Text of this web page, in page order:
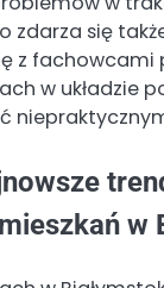
zdarza się
z
w układzie
w